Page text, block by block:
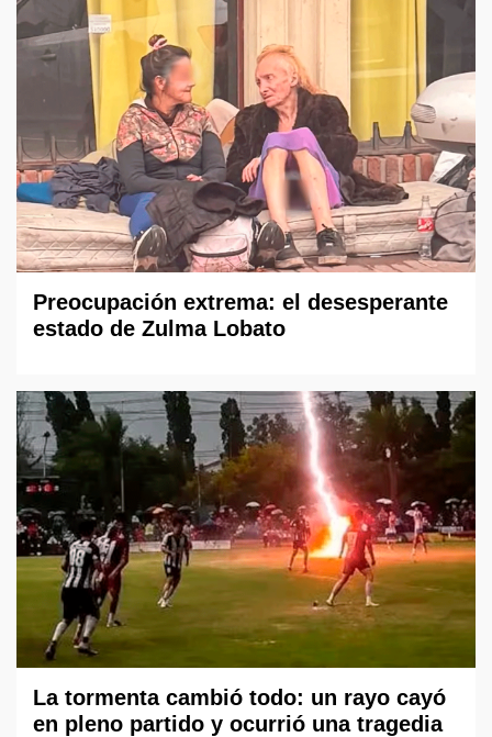
Preocupación extrema: el desesperante
estado de Zulma Lobato
La tormenta cambió todo: un rayo cayó
en pleno partido y ocurrió una tragedia